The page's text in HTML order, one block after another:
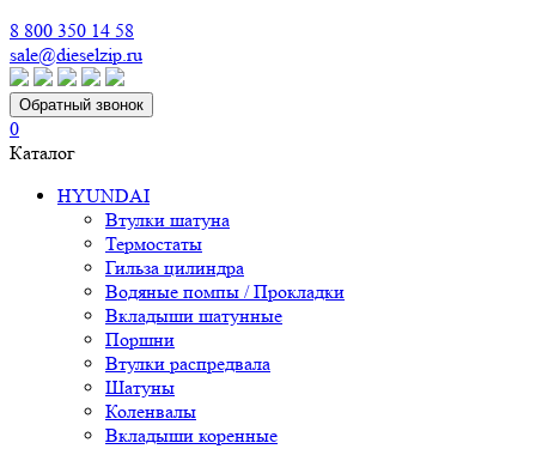
8 800 350 14 58
sale@dieselzip.ru
Обратный звонок
0
Каталог
HYUNDAI
Втулки шатуна
Термостаты
Гильза цилиндра
Водяные помпы / Прокладки
Вкладыши шатунные
Поршни
Втулки распредвала
Шатуны
Коленвалы
Вкладыши коренные